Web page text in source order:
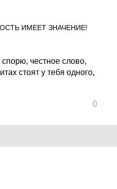
ИМЕЕТ ЗНАЧЕНИЕ!
честное слово,
стоят у тебя одного,
0